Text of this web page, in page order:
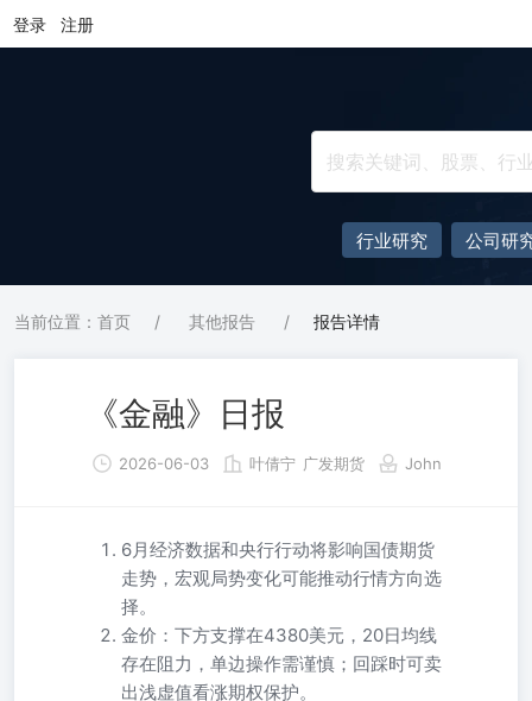
登录 注册
行业研究 公司研
当前位置：首页 / 其他报告 / 报告详情
《金融》日报
2026-06-03 叶倩宁 广发期货 John
6月经济数据和央行行动将影响国债期货
走势，宏观局势变化可能推动行情方向选
择。
金价：下方支撑在4380美元，20日均线
存在阻力，单边操作需谨慎；回踩时可卖
出浅虚值看涨期权保护。